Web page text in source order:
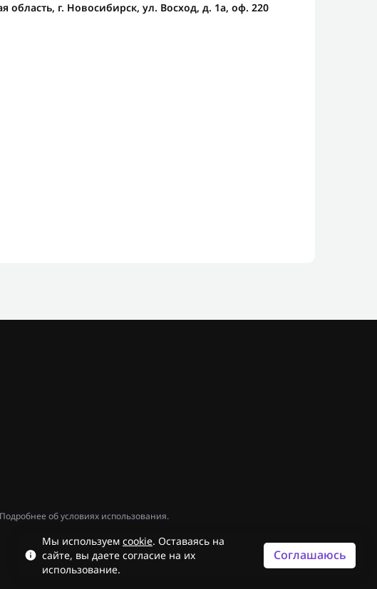
область, г. Новосибирск, ул. Восход, д. 1а, оф. 220
об условиях использования.
Мы используем cookie. Оставаясь на
сайте, вы даете согласие на их
использование.
Соглашаюсь